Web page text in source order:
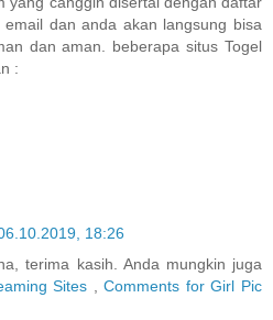
dan anda akan langsung bisa
dan aman. beberapa situs Togel
:
18:26
terima kasih. Anda mungkin juga
Sites ,Comments for Girl Pic